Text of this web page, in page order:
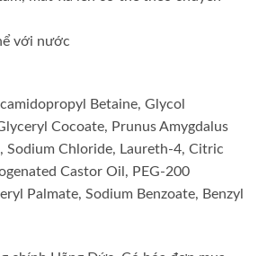
với nước
Betaine, Glycol
Cocoate, Prunus Amygdalus
Sodium Chloride, Laureth-4, Citric
Castor Oil, PEG-200
Palmate, Sodium Benzoate, Benzyl